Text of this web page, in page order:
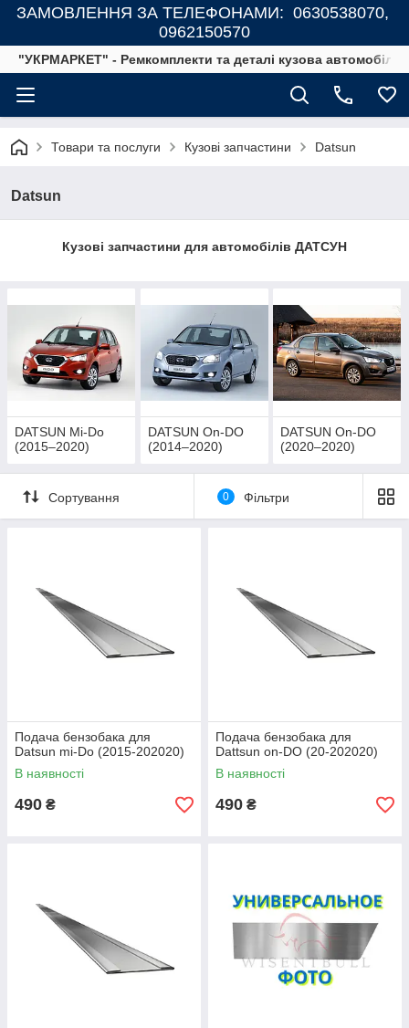
ЗАМОВЛЕННЯ ЗА ТЕЛЕФОНАМИ: 0630538070,
0962150570
"УКРМАРКЕТ" - Ремкомплекти та деталі кузова автомобілів
Товари та послуги Кузові запчастини Datsun
Datsun
Кузові запчастини для автомобілів ДАТСУН
DATSUN Mi-Do
(2015–2020)
DATSUN On-DO
(2014–2020)
DATSUN On-DO
(2020–2020)
Сортування 0 Фільтри
Подача бензобака для
Datsun mi-Do (2015-202020)
В наявності
490 ₴
Подача бензобака для
Dattsun on-DO (20-202020)
В наявності
490 ₴